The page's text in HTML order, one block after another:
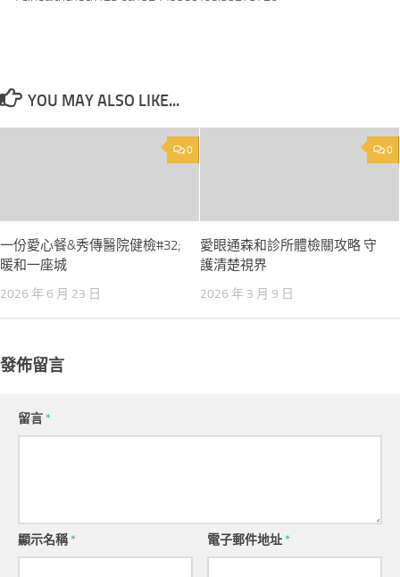
YOU MAY ALSO LIKE...
0
一份愛心餐&秀傳醫院健檢#32;
暖和一座城
2026 年 6 月 23 日
0
愛眼通森和診所體檢關攻略 守
護清楚視界
2026 年 3 月 9 日
發佈留言
留言*
顯示名稱* 電子郵件地址*